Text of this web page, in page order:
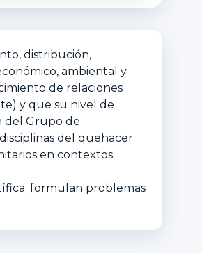
distribución,
ambiental y
de relaciones
y que su nivel de
del Grupo de
del quehacer
en contextos
formulan problemas